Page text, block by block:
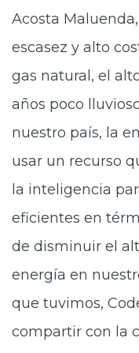
Acosta
escasez y alto
gas natural, el
años poco
nuestro país, la
usar un recurso
la inteligencia
eficientes en
de disminuir el
energía en
que tuvimos,
compartir con la